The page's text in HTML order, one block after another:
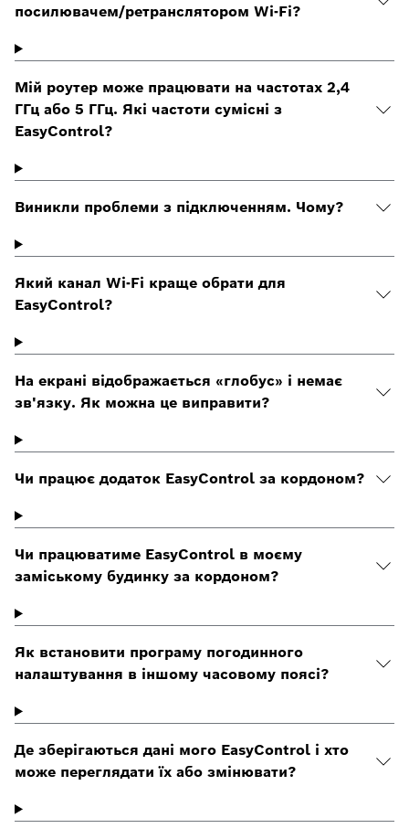
посилювачем/ретранслятором Wi-Fi?
Мій роутер може працювати на частотах 2,4
ГГц або 5 ГГц. Які частоти сумісні з
EasyControl?
Виникли проблеми з підключенням. Чому?
Який канал Wi-Fi краще обрати для
EasyControl?
На екрані відображається «глобус» і немає
зв'язку. Як можна це виправити?
Чи працює додаток EasyControl за кордоном?
Чи працюватиме EasyControl в моєму
заміському будинку за кордоном?
Як встановити програму погодинного
налаштування в іншому часовому поясі?
Де зберігаються дані мого EasyControl і хто
може переглядати їх або змінювати?